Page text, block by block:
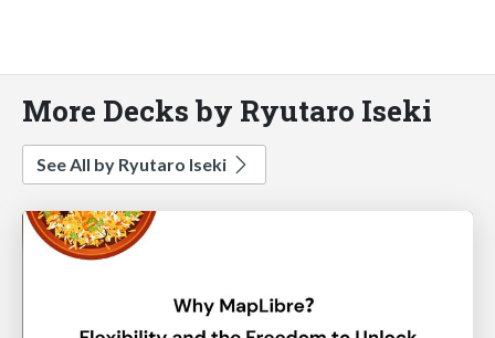
More Decks by Ryutaro Iseki
See All by Ryutaro Iseki